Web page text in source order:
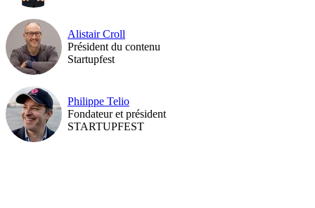
Alistair Croll
Président du contenu
Startupfest
Philippe Telio
Fondateur et président
STARTUPFEST